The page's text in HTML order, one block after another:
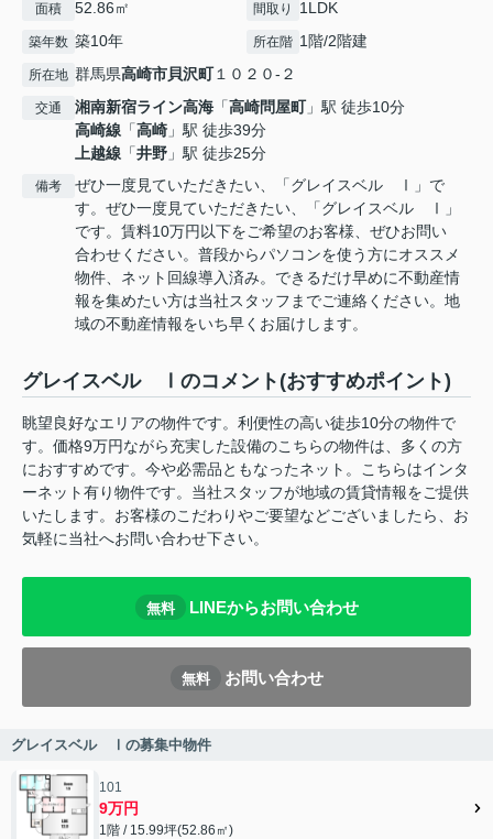
面積 52.86㎡ 間取り 1LDK
築年数 築10年 所在階 1階/2階建
所在地 群馬県高崎市貝沢町１０２０-２
交通 湘南新宿ライン高海 「高崎問屋町」駅 徒歩10分
高崎線 「高崎 」駅 徒歩39分
上越線 「井野 」駅 徒歩25分
備考
ぜひ一度見ていただきたい、「グレイスベル Ⅰ」で
す。ぜひ一度見ていただきたい、「グレイスベル Ⅰ」
です。賃料10万円以下をご希望のお客様、ぜひお問い
合わせください。普段からパソコンを使う方にオススメ
物件、ネット回線導入済み。できるだけ早めに不動産情
報を集めたい方は当社スタッフまでご連絡ください。地
域の不動産情報をいち早くお届けします。
グレイスベル Ⅰのコメント(おすすめポイント)
眺望良好なエリアの物件です。利便性の高い徒歩10分の物件で
す。価格9万円ながら充実した設備のこちらの物件は、多くの方
におすすめです。今や必需品ともなったネット。こちらはインタ
ーネット有り物件です。当社スタッフが地域の賃貸情報をご提供
いたします。お客様のこだわりやご要望などございましたら、お
気軽に当社へお問い合わせ下さい。
無料 LINEからお問い合わせ
無料 お問い合わせ
グレイスベル Ⅰの募集中物件
101
9万円
1階 / 15.99坪(52.86㎡)